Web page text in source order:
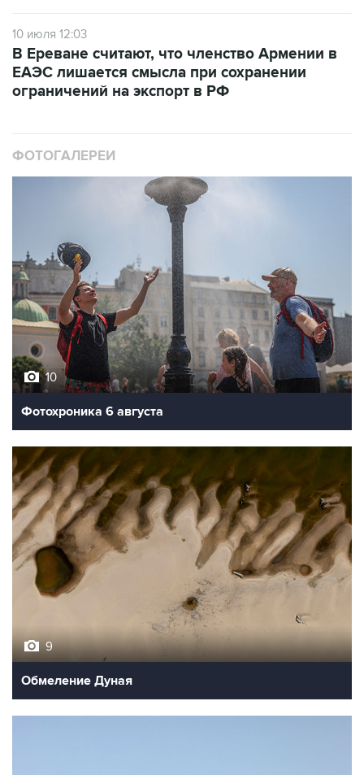
10 июля 12:03
В Ереване считают, что членство Армении в
ЕАЭС лишается смысла при сохранении
ограничений на экспорт в РФ
ФОТОГАЛЕРЕИ
10
Фотохроника 6 августа
9
Обмеление Дуная